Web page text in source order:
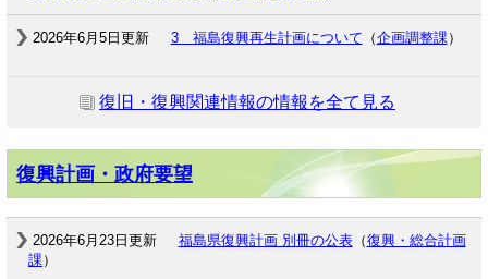
2026年6月5日更新 3 福島復興再生計画について （企画調整課 ）
復旧・復興関連情報の情報を全て見る
復興計画・政府要望
2026年6月23日更新 福島県復興計画 別冊の公表（復興・総合計画
課）